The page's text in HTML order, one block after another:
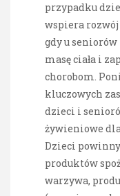
przypadku
wspiera rozwój
gdy u
masę ciała i
chorobom.
kluczowych
dzieci i
żywieniowe
Dzieci
produktów
warzywa,